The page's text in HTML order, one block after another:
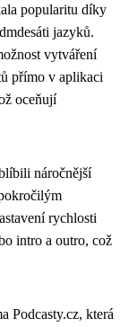
popularitu díky
jazyků.
vytváření
přímo v aplikaci
oceňují
náročnější
rychlosti
intro a outro, což
Podcasty.cz, která